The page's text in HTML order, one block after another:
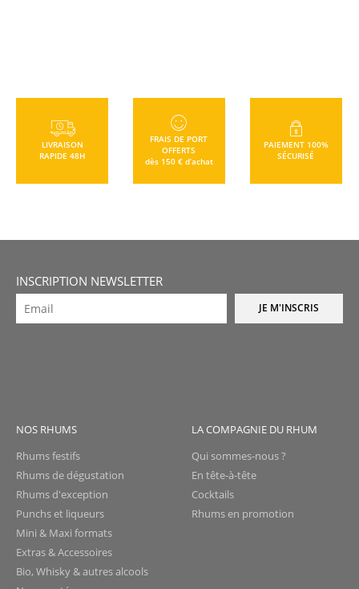
LIVRAISON
RAPIDE 48H
FRAIS DE PORT
OFFERTS
dès 150 € d’achat
PAIEMENT 100%
SÉCURISÉ
INSCRIPTION NEWSLETTER
JE M'INSCRIS
NOS RHUMS
Rhums festifs
Rhums de dégustation
Rhums d'exception
Punchs et liqueurs
Mini & Maxi formats
Extras & Accessoires
Bio, Whisky & autres alcools
LA COMPAGNIE DU RHUM
Qui sommes-nous ?
En tête-à-tête
Cocktails
Rhums en promotion